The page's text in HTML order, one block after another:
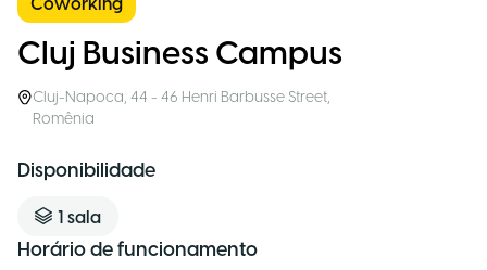
Coworking
Cluj Business Campus
Cluj-Napoca,44 - 46 Henri Barbusse Street,
Romênia
Disponibilidade
1 sala
Horário de funcionamento